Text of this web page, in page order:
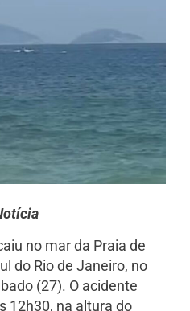
no mar da Praia de
do Rio de Janeiro, no
(27). O acidente
12h30, na altura do